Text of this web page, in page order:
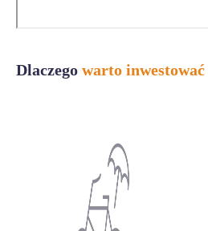
Dlaczego warto inwestować